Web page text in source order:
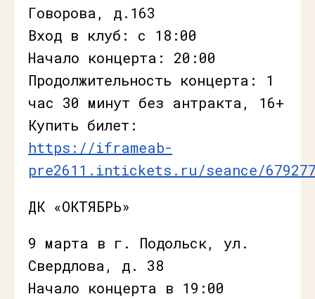
Говорова, д.163
Вход в клуб: с 18:00
Начало концерта: 20:00
Продолжительность концерта: 1
час 30 минут без антракта, 16+
Купить билет:
https://iframeab-
pre2611.intickets.ru/seance/
ДК «ОКТЯБРЬ»
9 марта в г. Подольск, ул.
Свердлова, д. 38
Начало концерта в 19:00